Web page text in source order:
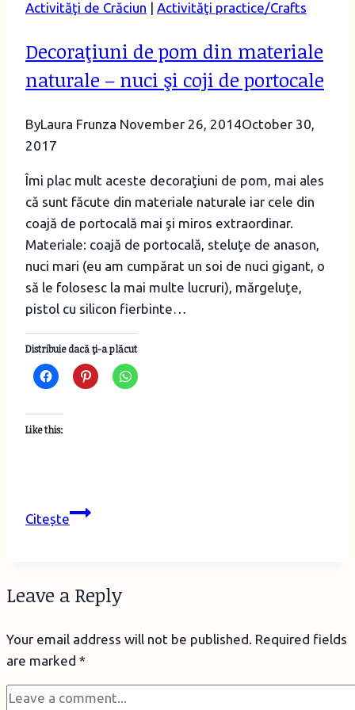
Activităţi de Crăciun | Activităţi practice/Crafts
Decoraţiuni de pom din materiale
naturale – nuci şi coji de portocale
ByLaura Frunza November 26, 2014October 30,
2017
Îmi plac mult aceste decoraţiuni de pom, mai ales
că sunt făcute din materiale naturale iar cele din
coajă de portocală mai şi miros extraordinar.
Materiale: coajă de portocală, steluţe de anason,
nuci mari (eu am cumpărat un soi de nuci gigant, o
să le folosesc la mai multe lucruri), mărgeluţe,
pistol cu silicon fierbinte…
Distribuie dacă ţi-a plăcut
Like this:
CiteșteDecoraţiuni
materiale
–
nuci
şi
coji
Leave a Reply
Your email address will not be published. Required fields
are marked *